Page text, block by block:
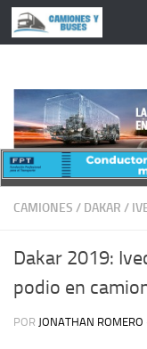
Saltar al contenido
CAMIONES / DAKAR /
Dakar 2019:
podio en
POR JONATHAN ROMERO